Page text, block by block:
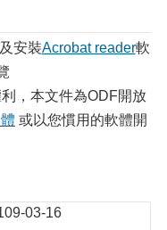
安裝Acrobat reader軟
，本文件為ODF開放
或以您慣用的軟體開
03-16